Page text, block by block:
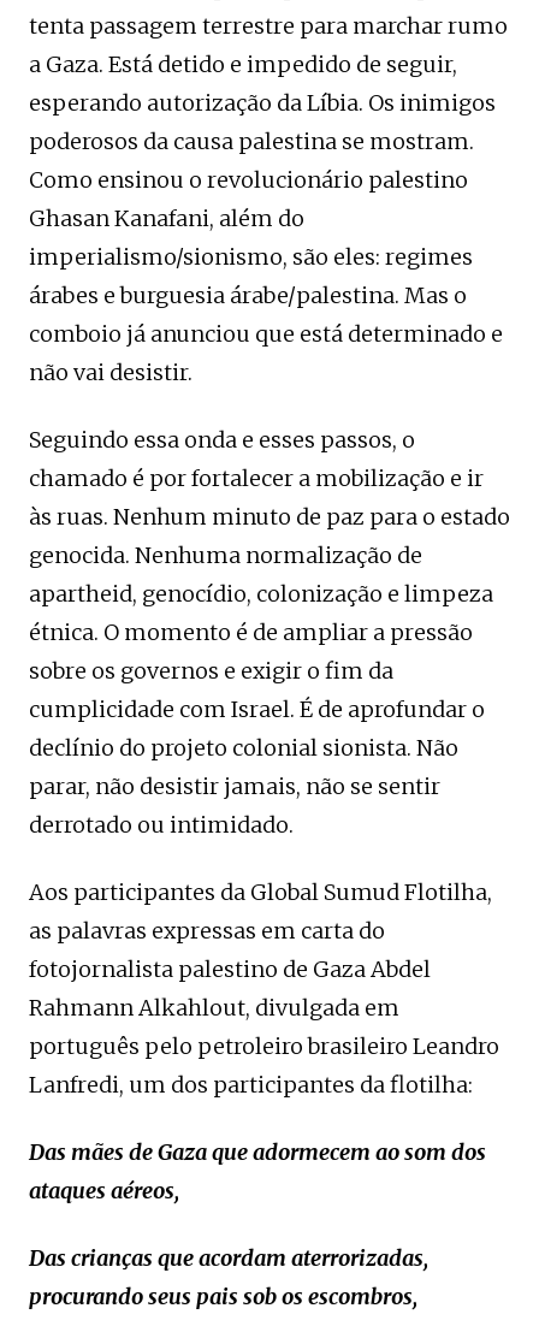
tenta passagem terrestre para marchar rumo
a Gaza. Está detido e impedido de seguir,
esperando autorização da Líbia. Os inimigos
poderosos da causa palestina se mostram.
Como ensinou o revolucionário palestino
Ghasan Kanafani, além do
imperialismo/sionismo, são eles: regimes
árabes e burguesia árabe/palestina. Mas o
comboio já anunciou que está determinado e
não vai desistir.
Seguindo essa onda e esses passos, o
chamado é por fortalecer a mobilização e ir
às ruas. Nenhum minuto de paz para o estado
genocida. Nenhuma normalização de
apartheid, genocídio, colonização e limpeza
étnica. O momento é de ampliar a pressão
sobre os governos e exigir o fim da
cumplicidade com Israel. É de aprofundar o
declínio do projeto colonial sionista. Não
parar, não desistir jamais, não se sentir
derrotado ou intimidado.
Aos participantes da Global Sumud Flotilha,
as palavras expressas em carta do
fotojornalista palestino de Gaza Abdel
Rahmann Alkahlout, divulgada em
português pelo petroleiro brasileiro Leandro
Lanfredi, um dos participantes da flotilha:
Das mães de Gaza que adormecem ao som dos
ataques aéreos,
Das crianças que acordam aterrorizadas,
procurando seus pais sob os escombros,